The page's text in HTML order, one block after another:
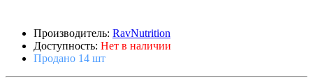
Производитель: RavNutrition
Доступность: Нет в наличии
Продано 14 шт